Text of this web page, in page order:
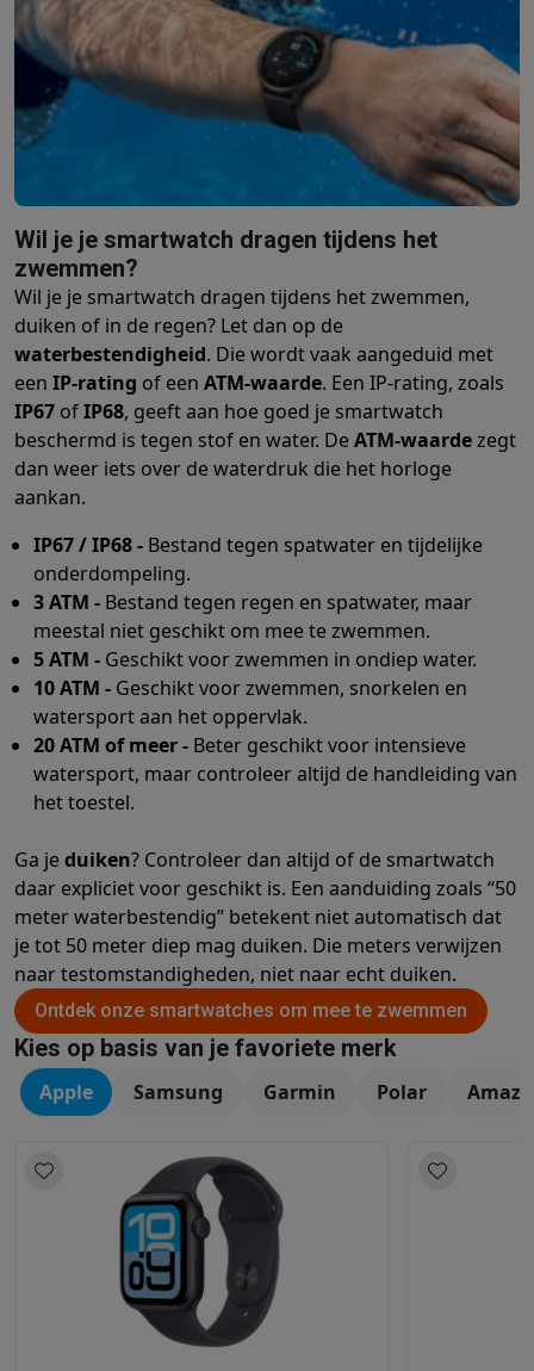
Wil je je smartwatch dragen tijdens het
zwemmen?
Wil je je smartwatch dragen tijdens het zwemmen,
duiken of in de regen? Let dan op de
waterbestendigheid. Die wordt vaak aangeduid met
een IP-rating of een ATM-waarde. Een IP-rating, zoals
IP67 ofIP68, geeft aan hoe goed je smartwatch
beschermd is tegen stof en water. DeATM-waardezegt
dan weer iets over de waterdruk die het horloge
aankan.
IP67 / IP68 - Bestand tegen spatwater en tijdelijke
onderdompeling.
3 ATM - Bestand tegen regen en spatwater, maar
meestal niet geschikt om mee te zwemmen.
5 ATM - Geschikt voor zwemmen in ondiep water.
10 ATM - Geschikt voor zwemmen, snorkelen en
watersport aan het oppervlak.
20 ATM of meer - Beter geschikt voor intensieve
watersport, maar controleer altijd de handleiding van
het toestel.
Ga jeduiken? Controleer dan altijd of de smartwatch
daar expliciet voor geschikt is. Een aanduiding zoals “50
meter waterbestendig” betekent niet automatisch dat
je tot 50 meter diep mag duiken. Die meters verwijzen
naar testomstandigheden, niet naar echt duiken.
Ontdek onze smartwatches om mee te zwemmen
Kies op basis van je favoriete merk
Apple Samsung Garmin Polar